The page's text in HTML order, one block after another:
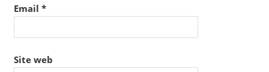
Email *
Site web